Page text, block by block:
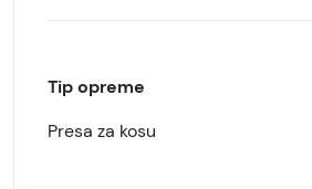
Tip opreme
Presa za kosu